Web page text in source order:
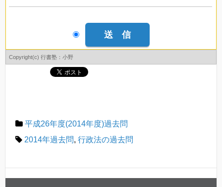
Copyright(c) 行書塾：小野
平成26年度(2014年度)過去問
2014年過去問, 行政法の過去問